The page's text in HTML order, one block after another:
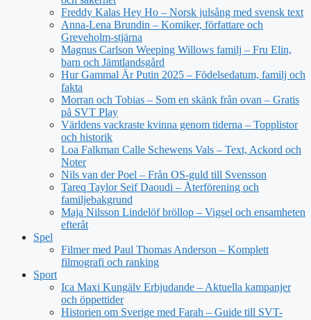
Freddy Kalas Hey Ho – Norsk julsång med svensk text
Anna-Lena Brundin – Komiker, författare och
Greveholm-stjärna
Magnus Carlson Weeping Willows familj – Fru Elin,
barn och Jämtlandsgård
Hur Gammal Är Putin 2025 – Födelsedatum, familj och
fakta
Morran och Tobias – Som en skänk från ovan – Gratis
på SVT Play
Världens vackraste kvinna genom tiderna – Topplistor
och historik
Loa Falkman Calle Schewens Vals – Text, Ackord och
Noter
Nils van der Poel – Från OS-guld till Svensson
Tareq Taylor Seif Daoudi – Återförening och
familjebakgrund
Maja Nilsson Lindelöf bröllop – Vigsel och ensamheten
efteråt
Spel
Filmer med Paul Thomas Anderson – Komplett
filmografi och ranking
Sport
Ica Maxi Kungälv Erbjudande – Aktuella kampanjer
och öppettider
Historien om Sverige med Farah – Guide till SVT-